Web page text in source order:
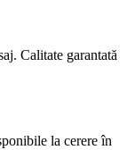
Calitate garantată
la cerere în